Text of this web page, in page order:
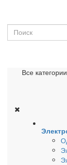
Все категории